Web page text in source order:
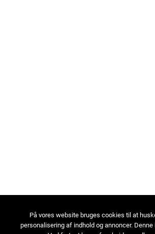
På vores website bruges cookies til at
personalisering af indhold og annoncer.